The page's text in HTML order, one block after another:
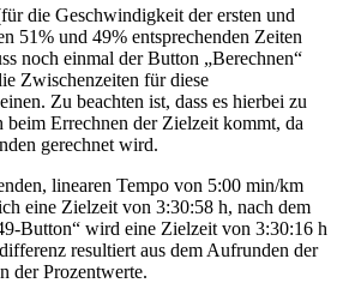
die Geschwindigkeit der ersten und
51% und 49% entsprechenden Zeiten
noch einmal der Button „Berechnen“
Zwischenzeiten für diese
Zu beachten ist, dass es hierbei zu
beim Errechnen der Zielzeit kommt, da
gerechnet wird.
linearen Tempo von 5:00 min/km
eine Zielzeit von 3:30:58 h, nach dem
Button“ wird eine Zielzeit von 3:30:16 h
resultiert aus dem Aufrunden der
der Prozentwerte.